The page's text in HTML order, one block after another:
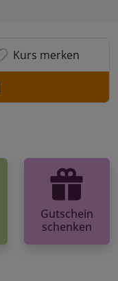
Kurs merken
Gutschein
schenken